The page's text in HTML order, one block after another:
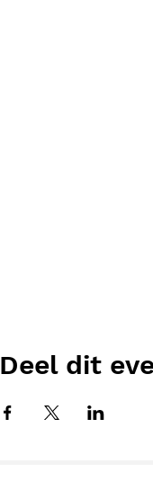
Deel dit